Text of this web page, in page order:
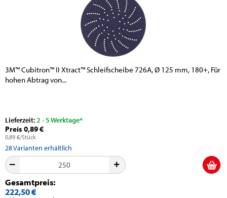
3M™ Cubitron™ II Xtract™ Schleifscheibe 726A, Ø 125 mm, 180+, Für
hohen Abtrag von...
Lieferzeit:2 - 5 Werktage*
Preis 0,89 €
0,89 €/Stück
28Varianten erhältlich
Gesamtpreis:
222,50 €